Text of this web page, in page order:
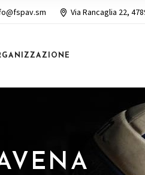
Via Rancaglia 22,